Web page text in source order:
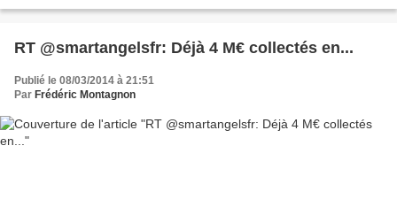
RT @smartangelsfr: Déjà 4 M€ collectés en...
Publié le 08/03/2014 à 21:51
Par Frédéric Montagnon